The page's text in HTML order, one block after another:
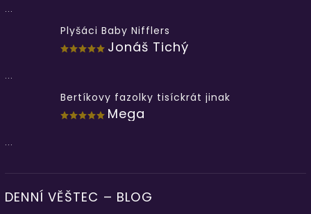
...
Plyšáci Baby Nifflers
Jonáš Tichý
...
Bertíkovy fazolky tisíckrát jinak
Mega
...
DENNÍ VĚŠTEC – BLOG